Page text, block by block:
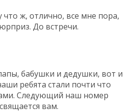
что ж, отлично, все мне пора,
До встречи.
бабушки и дедушки, вот и
ребята стали почти что
Следующий наш номер
вам.